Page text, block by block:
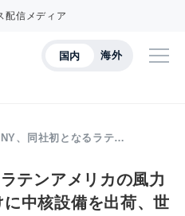
配信メディア
国内 海外
、同社初となるラテ…
テンアメリカの風力
中核設備を出荷、世